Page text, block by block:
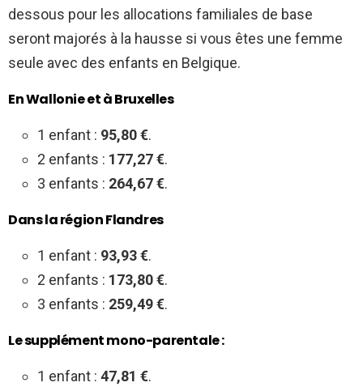
dessous pour les allocations familiales de base
seront majorés à la hausse si vous êtes une femme
seule avec des enfants en Belgique.
En Wallonie et à Bruxelles
1 enfant : 95,80 €.
2 enfants : 177,27 €.
3 enfants : 264,67 €.
Dans la région Flandres
1 enfant : 93,93 €.
2 enfants : 173,80 €.
3 enfants : 259,49 €.
Le supplément mono-parentale :
1 enfant : 47,81 €.